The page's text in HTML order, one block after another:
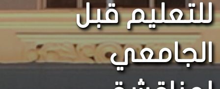
للتعليم قبل
الجامعي